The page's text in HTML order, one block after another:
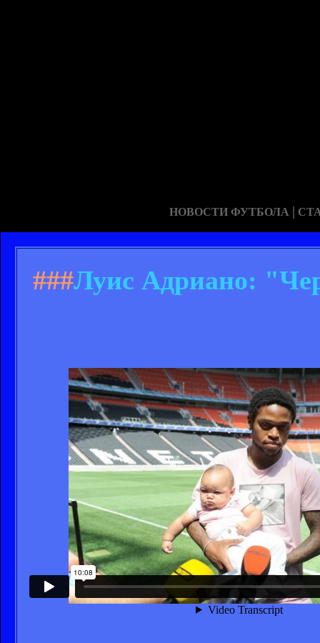
НОВОСТИ ФУТБОЛА |
###Луис Адриано: